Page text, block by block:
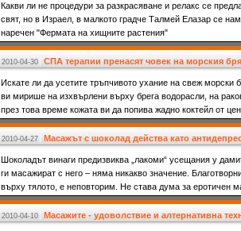
Какви ли не процедури за разкрасяване и релакс се
свят, но в Израел, в малкото градче Талмей Елазар се
наречен "Фермата на хищните растения"
2010-04-30 СПА терапии пренасят човек на морския
Искате ли да усетите тръпчивото ухание на свеж морски
ви мирише на изхвърлени върху брега водорасли, на
през това време кожата ви да попива жадно коктейл от
морето
2010-04-27 Масажът с шоколад действа като
Шоколадът винаги предизвиква „лакоми“ усещания у
ги масажират с него – няма никакво значение.
върху тялото, е неповторим. Не става дума за еротичен
проце
2010-04-10 Масажите - удоволствие и алтернативна